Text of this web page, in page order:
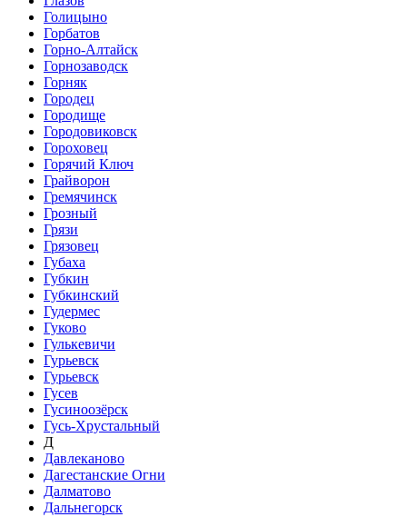
Голицыно
Горбатов
Горно-Алтайск
Горнозаводск
Горняк
Городец
Городище
Городовиковск
Гороховец
Горячий Ключ
Грайворон
Гремячинск
Грозный
Грязи
Грязовец
Губаха
Губкин
Губкинский
Гудермес
Гуково
Гулькевичи
Гурьевск
Гурьевск
Гусев
Гусиноозёрск
Гусь-Хрустальный
Д
Давлеканово
Дагестанские Огни
Далматово
Дальнегорск